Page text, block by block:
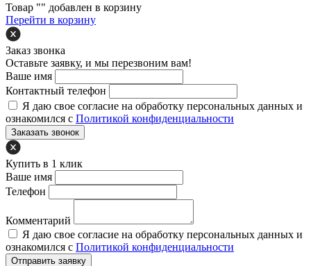
Товар "" добавлен в корзину
Перейти в корзину
Заказ звонка
Оставьте заявку, и мы перезвоним вам!
Ваше имя
Контактный телефон
Я даю свое согласие на обработку персональных данных и
ознакомился с Политикой конфиденциальности
Заказать звонок
Купить в 1 клик
Ваше имя
Телефон
Комментарий
Я даю свое согласие на обработку персональных данных и
ознакомился с Политикой конфиденциальности
Отправить заявку